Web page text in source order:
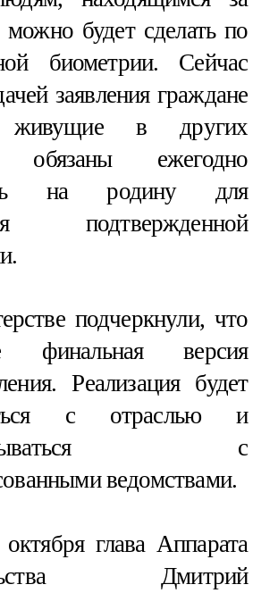
будет сделать по
биометрии. Сейчас
заявления граждане
живущие в других
обязаны ежегодно
на родину для
подтвержденной
подчеркнули, что
версия
Реализация будет
с отраслью и
с
ведомствами.
глава Аппарата
Дмитрий